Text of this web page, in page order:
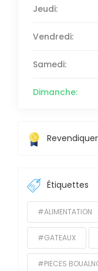
Jeudi:
Vendredi:
Samedi:
Dimanche:
Étiquettes
#ALIMENTATION
#GATEAUX
#PIECES